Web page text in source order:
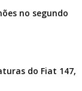
no segundo
do Fiat 147,